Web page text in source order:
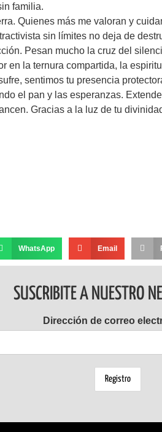
familia.
Quienes más me valoran y
sin límites no deja de
Pesan mucho la cruz del
en la ternura compartida, la
sentimos tu presencia
el pan y las esperanzas.
Gracias a la luz de tu
WhatsApp Email
SUSCRIBITE A NUESTRO
Dirección de correo